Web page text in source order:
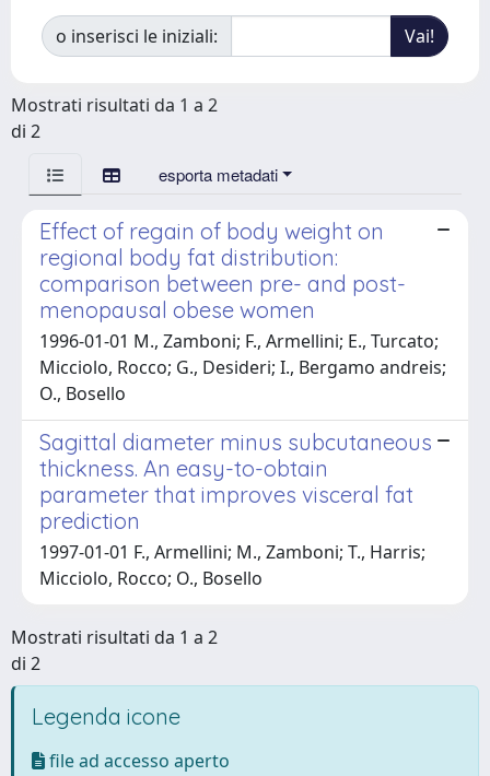
o inserisci le iniziali:
Mostrati risultati da 1 a 2
di 2
esporta metadati
Effect of regain of body weight on
regional body fat distribution:
comparison between pre- and post-
menopausal obese women
1996-01-01 M., Zamboni; F., Armellini; E., Turcato;
Micciolo, Rocco; G., Desideri; I., Bergamo andreis;
O., Bosello
Sagittal diameter minus subcutaneous
thickness. An easy-to-obtain
parameter that improves visceral fat
prediction
1997-01-01 F., Armellini; M., Zamboni; T., Harris;
Micciolo, Rocco; O., Bosello
Mostrati risultati da 1 a 2
di 2
Legenda icone
file ad accesso aperto